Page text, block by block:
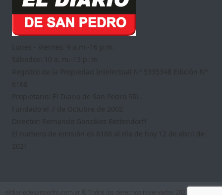
Lunes - Viernes: 9 a.m.-16 p.m.
Sábados: 10 a. m.-13 p. m.
Registro de la Propiedad Intelectual Nº 5335348 Edición Nº
6168
Propietario: El Diario de San Pedro SRL.
Fundado el 7 de Octubre de 2002
Director: Fernando González Bettendorff
El numero de emisión es 6168 al día de hoy 12 de abril de
2021
eldiariodesanpedro.com.ar © Todos los derechos reservados 2022